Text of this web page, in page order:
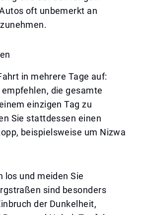
oft unbemerkt an
in mehrere Tage auf:
die gesamte
einzigen Tag zu
Sie stattdessen einen
beispielsweise um Nizwa
los und meiden Sie
sind besonders
der Dunkelheit,